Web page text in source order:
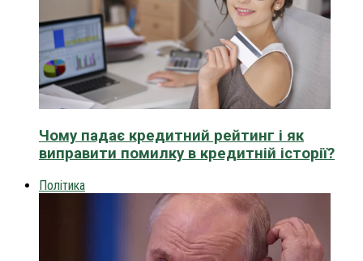
Чому падає кредитний рейтинг і як
виправити помилку в кредитній історії?
Політика